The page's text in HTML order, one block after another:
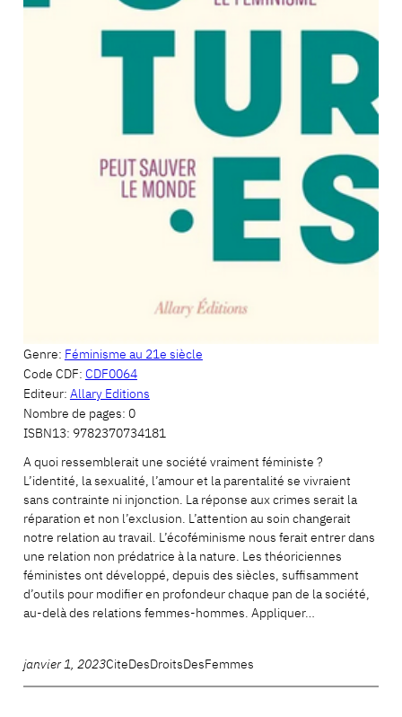
Genre: Féminisme au 21e siècle
Code CDF: CDF0064
Editeur: Allary Editions
Nombre de pages: 0
ISBN13: 9782370734181
A quoi ressemblerait une société vraiment féministe ?
L’identité, la sexualité, l’amour et la parentalité se vivraient
sans contrainte ni injonction. La réponse aux crimes serait la
réparation et non l’exclusion. L’attention au soin changerait
notre relation au travail. L’écoféminisme nous ferait entrer dans
une relation non prédatrice à la nature. Les théoriciennes
féministes ont développé, depuis des siècles, suffisamment
d’outils pour modifier en profondeur chaque pan de la société,
au-delà des relations femmes-hommes. Appliquer…
janvier 1, 2023CiteDesDroitsDesFemmes